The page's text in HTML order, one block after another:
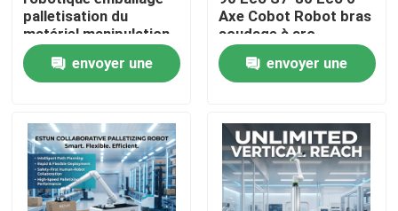
À propos de nous
Contrôle de la qualité
palletisation du
matériel manipulation
robot collaboratif
avec OnRobot Grriper
envoyer une
Axe Cobot Robot bras
soudage à arc
collaboratif robot
CNGBS positionneur
de soudage
envoyer une